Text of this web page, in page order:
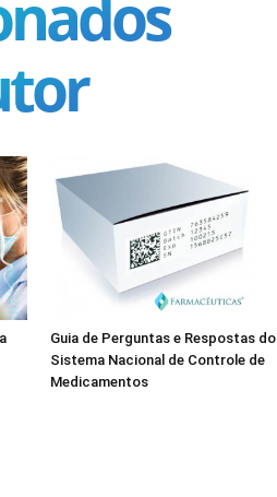
Guia de Perguntas e Respostas do
Sistema Nacional de Controle de
Medicamentos